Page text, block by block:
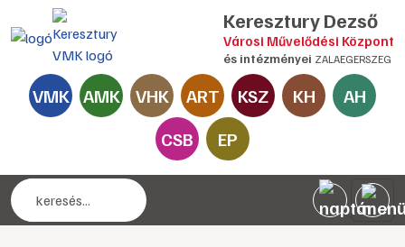
Keresztury Dezső
Városi Művelődési Központ
és intézményei ZALAEGERSZEG
VMK AMK VHK ART KSZ KH
AH
CSB
EP